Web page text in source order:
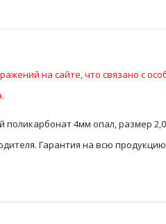
на сайте, что связано с
4мм опал, размер
Гарантия на всю продукцию